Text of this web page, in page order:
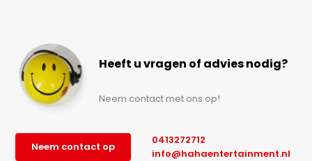
Heeft u vragen of advies nodig?
Neem contact met ons op!
Neem contact op
0413272712
info@hahaentertainment.nl